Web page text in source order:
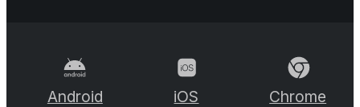
Android iOS Chrome